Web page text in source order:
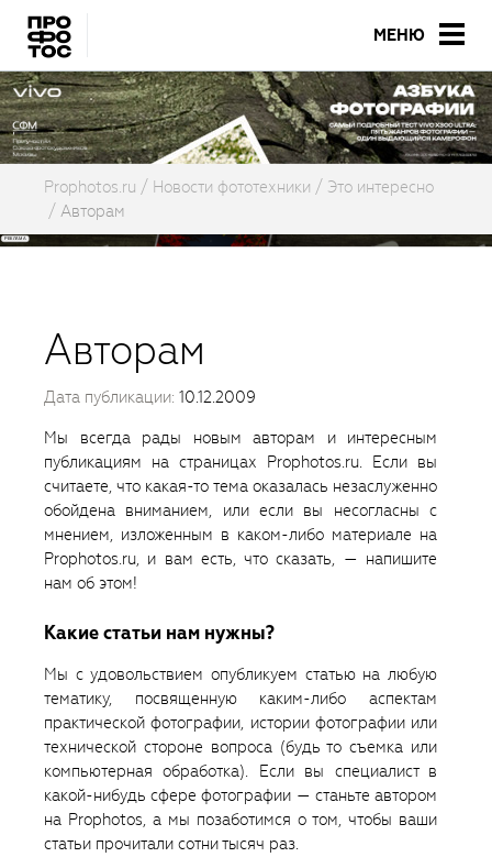
МЕНЮ
Prophotos.ru Новости фототехники
Это интересно
Авторам
Авторам
Дата публикации: 10.12.2009
Мы всегда рады новым авторам и интересным
публикациям на страницах Prophotos.ru. Если вы
считаете, что какая-то тема оказалась незаслуженно
обойдена вниманием, или если вы несогласны с
мнением, изложенным в каком-либо материале на
Prophotos.ru, и вам есть, что сказать, — напишите
нам об этом!
Какие статьи нам нужны?
Мы с удовольствием опубликуем статью на любую
тематику, посвященную каким-либо аспектам
практической фотографии, истории фотографии или
технической стороне вопроса (будь то съемка или
компьютерная обработка). Если вы специалист в
какой-нибудь сфере фотографии — станьте автором
на Prophotos, а мы позаботимся о том, чтобы ваши
статьи прочитали сотни тысяч раз.